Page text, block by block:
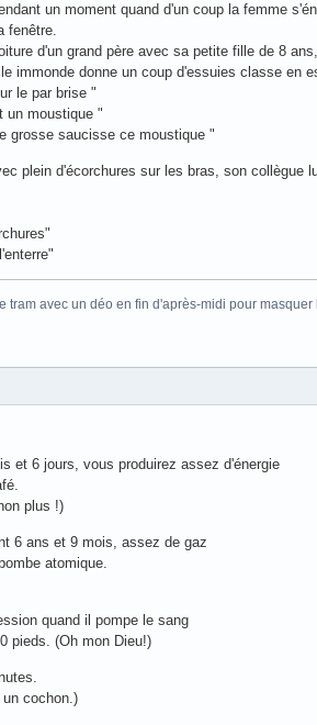
un moment quand d'un coup la femme
fenêtre.
d'un grand père avec sa petite fille de 8
immonde donne un coup d'essuies classe en
le par brise "
un moustique "
grosse saucisse ce moustique "
plein d'écorchures sur les bras, son collègue
tram avec un déo en fin d'après-midi pour
et 6 jours, vous produirez assez d'énergie
plus !)
6 ans et 9 mois, assez de gaz
atomique.
quand il pompe le sang
pieds. (Oh mon Dieu!)
cochon.)